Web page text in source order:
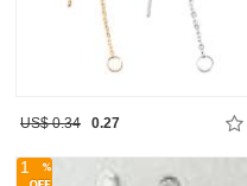
US$ 0.34 0.27
1